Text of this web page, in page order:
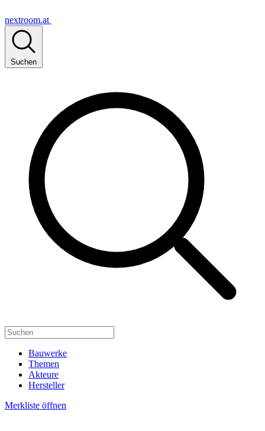
nextroom.at
Suchen
Bauwerke
Themen
Akteure
Hersteller
Merkliste öffnen